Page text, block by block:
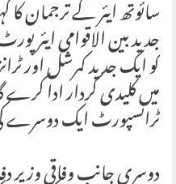
سائوتھ ایئر کے ترجمان کا
جدید بین الاقوامی
کو ایک جدید کمرشل اور
میں کلیدی کردار ادا
ٹرانسپورٹ ایک